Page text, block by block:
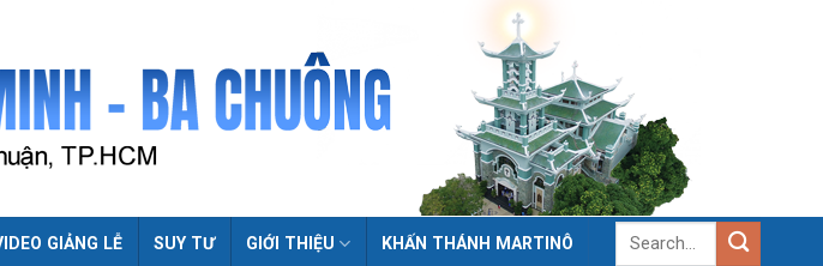
GIẢNG LỄ SUY TƯ GIỚI THIỆU KHẤN THÁNH MARTINÔ